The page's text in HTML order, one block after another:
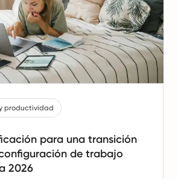
productividad
para una transición
de trabajo
2026